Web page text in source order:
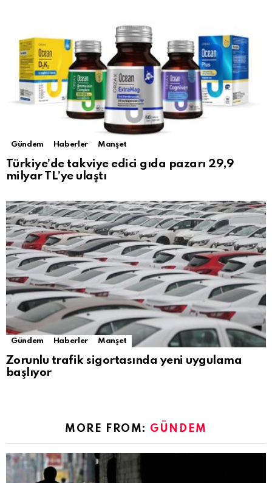
Gündem Haberler Manşet
Türkiye’de takviye edici gıda pazarı 29,9
milyar TL’ye ulaştı
Gündem Haberler Manşet
Zorunlu trafik sigortasında yeni uygulama
başlıyor
MORE FROM: GÜNDEM